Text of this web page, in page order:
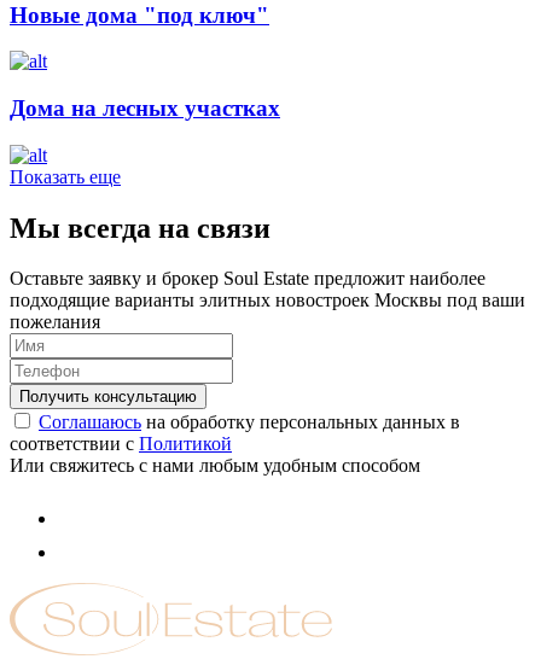
Новые дома "под ключ"
Дома на лесных участках
Показать еще
Мы всегда на связи
Оставьте заявку и брокер Soul Estate предложит наиболее
подходящие варианты элитных новостроек Москвы под ваши
пожелания
Соглашаюсь на обработку персональных данных в
соответствии с Политикой
Или свяжитесь с нами любым удобным способом